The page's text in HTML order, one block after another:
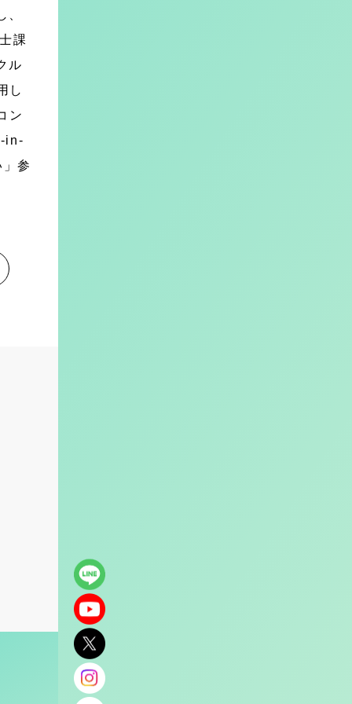
、
課
ル
し
ン
in-
参